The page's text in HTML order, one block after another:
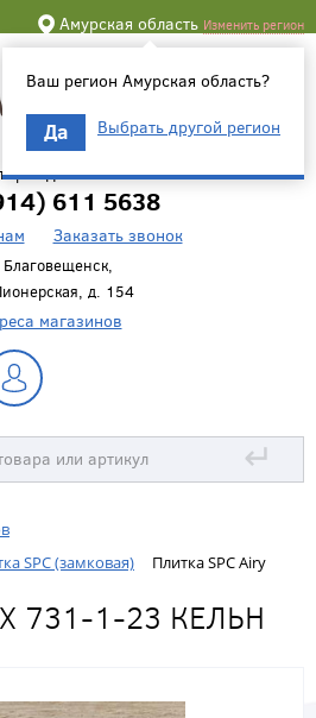
Амурская область Изменить регион
Ваш регион Амурская область?
Да Выбрать другой регион
для связи
611 5638
Заказать звонок
Благовещенск,
д. 154
магазинов
↵
SPC (замковая)
Плитка SPC Airy
731-1-23 КЕЛЬН